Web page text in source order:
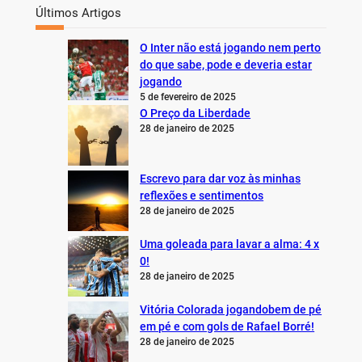
Últimos Artigos
O Inter não está jogando nem perto
do que sabe, pode e deveria estar
jogando
5 de fevereiro de 2025
O Preço da Liberdade
28 de janeiro de 2025
Escrevo para dar voz às minhas
reflexões e sentimentos
28 de janeiro de 2025
Uma goleada para lavar a alma: 4 x
0!
28 de janeiro de 2025
Vitória Colorada jogandobem de pé
em pé e com gols de Rafael Borré!
28 de janeiro de 2025